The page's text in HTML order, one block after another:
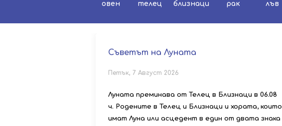
овен телец близнаци рак лъв
Съветът на Луната
Петък, 7 Август 2026
Луната преминава от Телец в Близнаци в 06.08
ч. Родените в Телец и Близнаци и хората, които
имат Луна или асцедент в един от двата знака